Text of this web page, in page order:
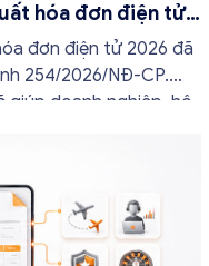
hóa đơn điện tử
đơn điện tử 2026 đã
254/2026/NĐ-CP.
giúp doanh nghiệp, hộ
áp […]